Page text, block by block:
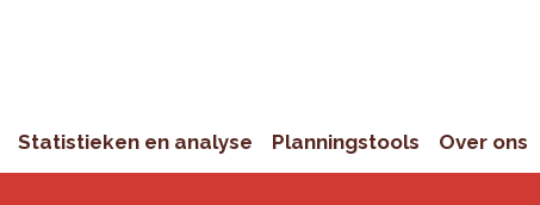
Statistieken en analyse Planningstools Over ons